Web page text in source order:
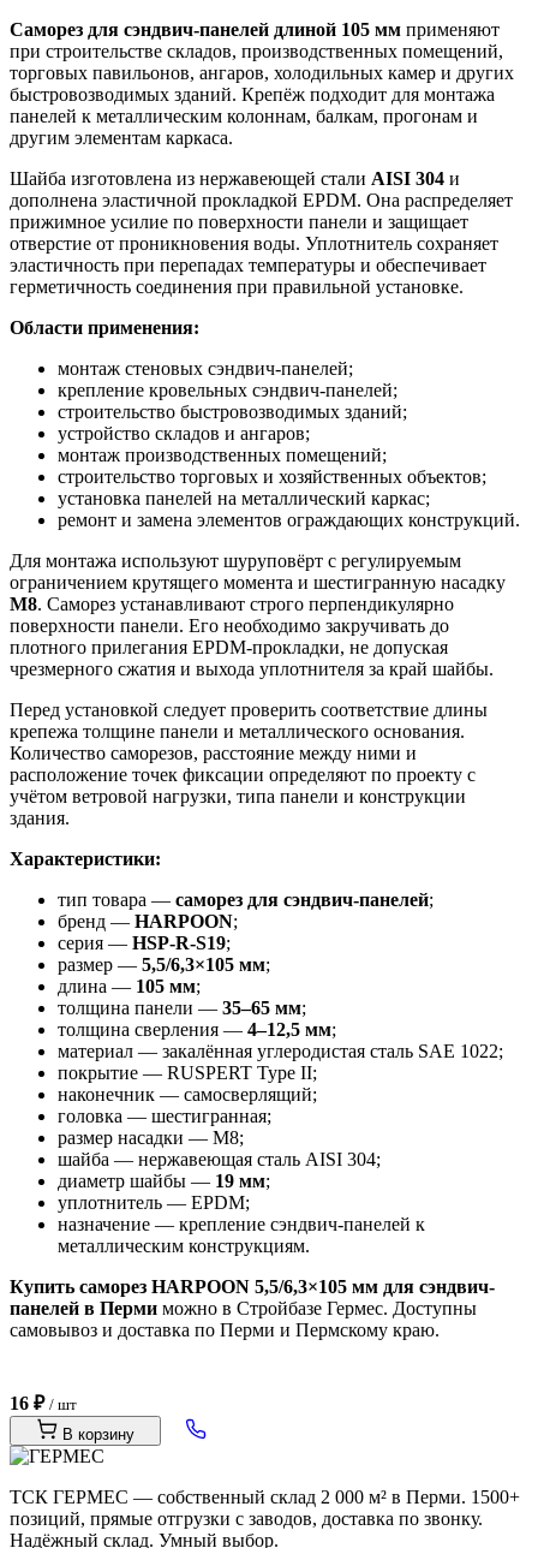
Саморез для сэндвич-панелей длиной 105 мм применяют
при строительстве складов, производственных помещений,
торговых павильонов, ангаров, холодильных камер и других
быстровозводимых зданий. Крепёж подходит для монтажа
панелей к металлическим колоннам, балкам, прогонам и
другим элементам каркаса.
Шайба изготовлена из нержавеющей стали AISI 304 и
дополнена эластичной прокладкой EPDM. Она распределяет
прижимное усилие по поверхности панели и защищает
отверстие от проникновения воды. Уплотнитель сохраняет
эластичность при перепадах температуры и обеспечивает
герметичность соединения при правильной установке.
Области применения:
монтаж стеновых сэндвич-панелей;
крепление кровельных сэндвич-панелей;
строительство быстровозводимых зданий;
устройство складов и ангаров;
монтаж производственных помещений;
строительство торговых и хозяйственных объектов;
установка панелей на металлический каркас;
ремонт и замена элементов ограждающих конструкций.
Для монтажа используют шуруповёрт с регулируемым
ограничением крутящего момента и шестигранную насадку
М8. Саморез устанавливают строго перпендикулярно
поверхности панели. Его необходимо закручивать до
плотного прилегания EPDM-прокладки, не допуская
чрезмерного сжатия и выхода уплотнителя за край шайбы.
Перед установкой следует проверить соответствие длины
крепежа толщине панели и металлического основания.
Количество саморезов, расстояние между ними и
расположение точек фиксации определяют по проекту с
учётом ветровой нагрузки, типа панели и конструкции
здания.
Характеристики:
тип товара — саморез для сэндвич-панелей;
бренд — HARPOON;
серия — HSP-R-S19;
размер — 5,5/6,3×105 мм;
длина — 105 мм;
толщина панели — 35–65 мм;
толщина сверления — 4–12,5 мм;
материал — закалённая углеродистая сталь SAE 1022;
покрытие — RUSPERT Type II;
наконечник — самосверлящий;
головка — шестигранная;
размер насадки — М8;
шайба — нержавеющая сталь AISI 304;
диаметр шайбы — 19 мм;
уплотнитель — EPDM;
назначение — крепление сэндвич-панелей к
металлическим конструкциям.
Купить саморез HARPOON 5,5/6,3×105 мм для сэндвич-
панелей в Перми можно в Стройбазе Гермес. Доступны
самовывоз и доставка по Перми и Пермскому краю.
16 ₽ / шт
В корзину
ТСК ГЕРМЕС — собственный склад 2 000 м² в Перми. 1500+
позиций, прямые отгрузки с заводов, доставка по звонку.
Надёжный склад. Умный выбор.